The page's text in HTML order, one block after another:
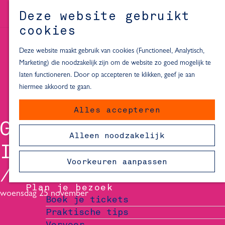
Deze website gebruikt
cookies
Deze website maakt gebruik van cookies (Functioneel, Analytisch,
Marketing) die noodzakelijk zijn om de website zo goed mogelijk te
laten functioneren. Door op accepteren te klikken, geef je aan
hiermee akkoord te gaan.
Alles accepteren
Alleen noodzakelijk
Voorkeuren aanpassen
M
e
n
u
Inspiratie voor een dagje Delft
Dagje naar het strand
Fietsen in de omgeving van Delft
Must-see attracties in de buurt
van Delft
Blijven slapen
24 uur in Delft
48 uur in Delft
72 uur in Delft
Overnachtingslocaties in Delft
Plan je bezoek
Boek je tickets
Praktische tips
GIRLS IN WOODS -
I AM ANDREW
woensdag 25 november